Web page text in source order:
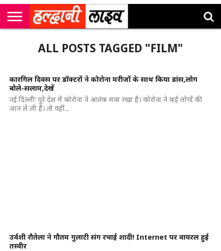
उत्तराखंड
सम्पादकीयALL POSTS TAGGED "FILM"
कारगिल दिवस पर डॉक्टरों ने कोरोना मरीजों के साथ किया डांस,लोग
बोले-सलाम,देखें
नई दिल्लीः पूरे देश में कोरोना ने आतंक मचा रखा है। कोरोना ने कई लोगों की
जान ले ली हैं। तो वहीं...
उर्वशी रौतेला ने गौतम गुलाटी संग रचाई शादी! Internet पर वायरल हुई
तस्वीर